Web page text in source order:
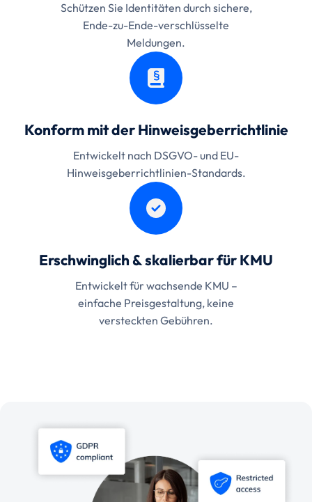
Schützen Sie Identitäten durch sichere,
Ende-zu-Ende-verschlüsselte
Meldungen.
Konform mit der Hinweisgeberrichtlinie
Entwickelt nach DSGVO- und EU-
Hinweisgeberrichtlinien-Standards.
Erschwinglich & skalierbar für KMU
Entwickelt für wachsende KMU –
einfache Preisgestaltung, keine
versteckten Gebühren.